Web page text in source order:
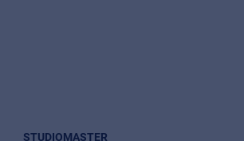
STUDIOMASTER